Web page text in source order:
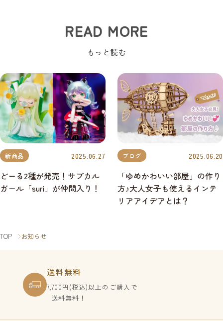
READ MORE
もっと読む
新商品 2025.06.27
どーる2種が発売！サブカル
ガール「suri」が仲間入り！
ブログ 2025.06.20
「ゆめかわいい部屋」の作り
方♪大人女子も使えるインテ
リアアイデアとは？
TOP お知らせ
送料無料
7,700円(税込)以上のご購入で
送料無料！